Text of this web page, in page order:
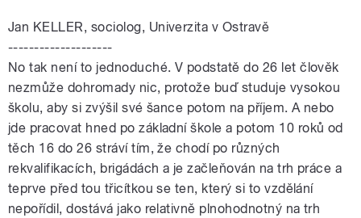
Jan KELLER, sociolog, Univerzita v Ostravě
--------------------
No tak není to jednoduché. V podstatě do 26 let člověk
nezmůže dohromady nic, protože buď studuje vysokou
školu, aby si zvýšil své šance potom na příjem. A nebo
jde pracovat hned po základní škole a potom 10 roků od
těch 16 do 26 stráví tím, že chodí po různých
rekvalifikacích, brigádách a je začleňován na trh práce a
teprve před tou třicítkou se ten, který si to vzdělání
nepořídil, dostává jako relativně plnohodnotný na trh